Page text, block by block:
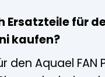
Ersatzteile für
kaufen?
den Aquael FAN